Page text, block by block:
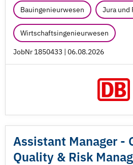
Bauingenieurwesen Jura und
Wirtschaftsingenieurwesen
JobNr 1850433 | 06.08.2026
Assistant Manager -
Quality & Risk